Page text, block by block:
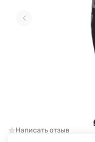
Написать отзыв